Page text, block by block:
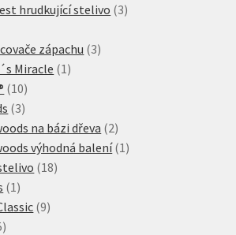
produkty
hrudkující stelivo 33
zápachu 33
Miracle 1 1
1010
produktů
33
produkty
na bázi dřeva 22
produkty
výhodná balení 1 1
1818
1 1
produkt
99
5